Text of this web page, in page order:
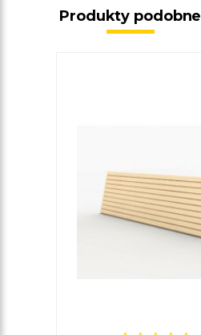
Produkty podobne